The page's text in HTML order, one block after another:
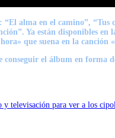
“El alma en el camino”, “Tus
”. Ya están disponibles en
que suena en la canción
conseguir el álbum en forma
televisación para ver a los